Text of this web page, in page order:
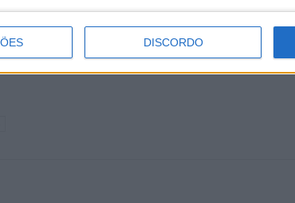
DISCORDO
entre todos os parceiros, como BIP – Blended
um desempenho excelente no que se refere à
da dinâmica interna de internacionalização